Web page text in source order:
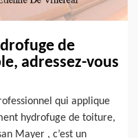
de
adressez-vous
qui applique
hydrofuge de toiture,
Mayer , c’est un